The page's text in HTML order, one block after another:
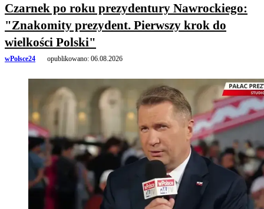
Czarnek po roku prezydentury Nawrockiego:
"Znakomity prezydent. Pierwszy krok do
wielkości Polski"
wPolsce24 opublikowano: 06.08.2026